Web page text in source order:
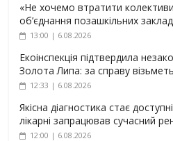
«Не хочемо втратити
об’єднання позашкільних
13:00 | 6.08.2026
Екоінспекція підтвердила
Золота Липа: за справу
12:33 | 6.08.2026
Якісна діагностика стає
лікарні запрацював сучасний
12:00 | 6.08.2026